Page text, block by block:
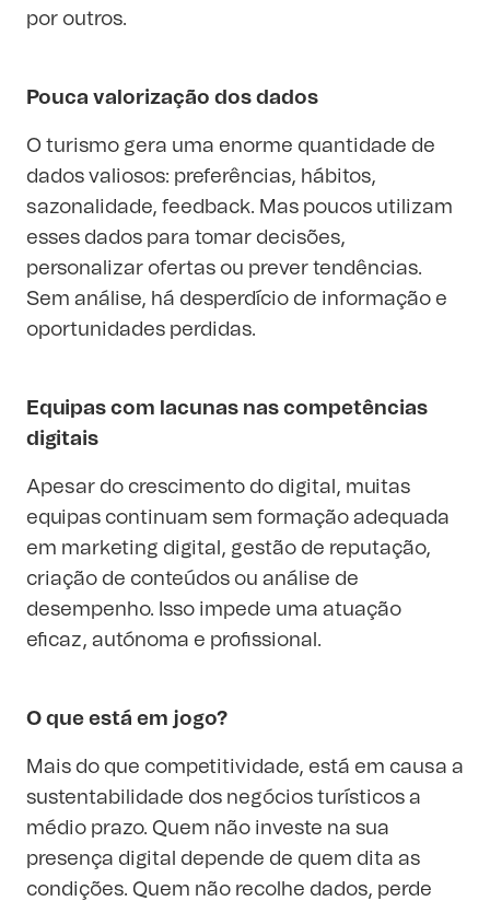
por outros.
Pouca valorização dos dados
O turismo gera uma enorme quantidade de
dados valiosos: preferências, hábitos,
sazonalidade, feedback. Mas poucos utilizam
esses dados para tomar decisões,
personalizar ofertas ou prever tendências.
Sem análise, há desperdício de informação e
oportunidades perdidas.
Equipas com lacunas nas competências
digitais
Apesar do crescimento do digital, muitas
equipas continuam sem formação adequada
em marketing digital, gestão de reputação,
criação de conteúdos ou análise de
desempenho. Isso impede uma atuação
eficaz, autónoma e profissional.
O que está em jogo?
Mais do que competitividade, está em causa a
sustentabilidade dos negócios turísticos a
médio prazo. Quem não investe na sua
presença digital depende de quem dita as
condições. Quem não recolhe dados, perde